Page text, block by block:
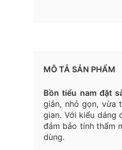
MÔ TẢ SẢN PHẨM
Bồn tiểu nam đặt
giản, nhỏ gọn, vừa
gian. Với kiểu dáng
đảm bảo tính thẩm
dùng.